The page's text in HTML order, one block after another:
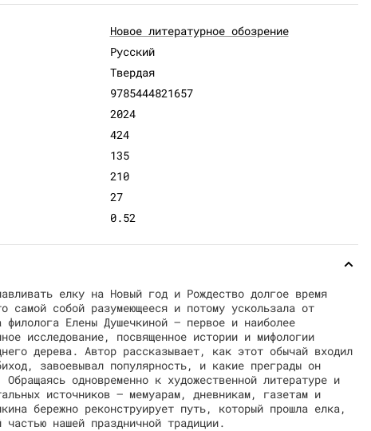
Новое литературное обозрение
Русский
Твердая
9785444821657
2024
424
135
210
27
0.52
елку на Новый год и Рождество долгое время
самой собой разумеющееся и потому ускользала от
филолога Елены Душечкиной — первое и наиболее
исследование, посвященное истории и мифологии
дерева. Автор рассказывает, как этот обычай входил
завоевывал популярность, и какие преграды он
одновременно к художественной литературе и
источников — мемуарам, дневникам, газетам и
бережно реконструирует путь, который прошла елка,
нашей праздничной традиции.